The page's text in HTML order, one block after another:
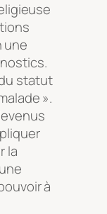
une
statut
».
la
à